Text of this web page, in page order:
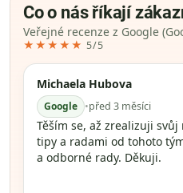
Co o nás říkají
Veřejné recenze z Google
★★★★★ 5/5
Michaela Hubova
Google •před 3 měsíci
Těším se, až zrealizuji
tipy a radami od tohoto
a odborné rady. Děkuji.